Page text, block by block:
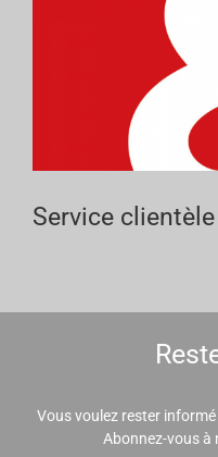
Service clientèle
Vous voulez rester
Abonnez-vous à